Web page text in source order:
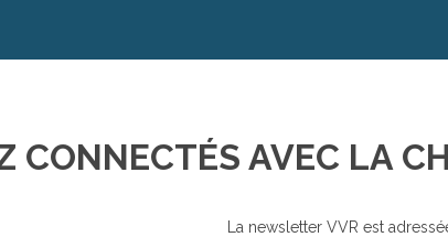
CONNECTÉS AVEC LA
La newsletter VVR est